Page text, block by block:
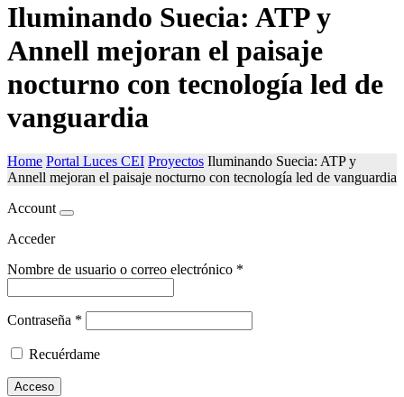
Iluminando Suecia: ATP y
Annell mejoran el paisaje
nocturno con tecnología led de
vanguardia
Home Portal Luces CEI Proyectos Iluminando Suecia: ATP y
Annell mejoran el paisaje nocturno con tecnología led de vanguardia
Account
Acceder
Nombre de usuario o correo electrónico *
Contraseña *
Recuérdame
Acceso